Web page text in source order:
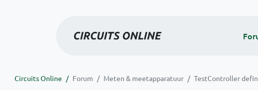
Circuits Online Forum Meten & meetapparatuur TestController